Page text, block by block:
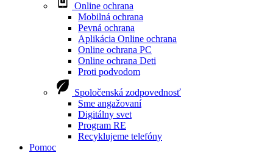
Online ochrana
Mobilná ochrana
Pevná ochrana
Aplikácia Online ochrana
Online ochrana PC
Online ochrana Deti
Proti podvodom
Spoločenská zodpovednosť
Sme angažovaní
Digitálny svet
Program RE
Recyklujeme telefóny
Pomoc